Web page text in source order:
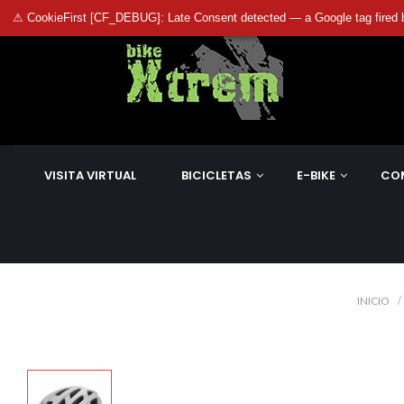
⚠ CookieFirst [CF_DEBUG]: Late Consent detected — a Google tag fired
VISITA VIRTUAL BICICLETAS E-BIKE
INICIO